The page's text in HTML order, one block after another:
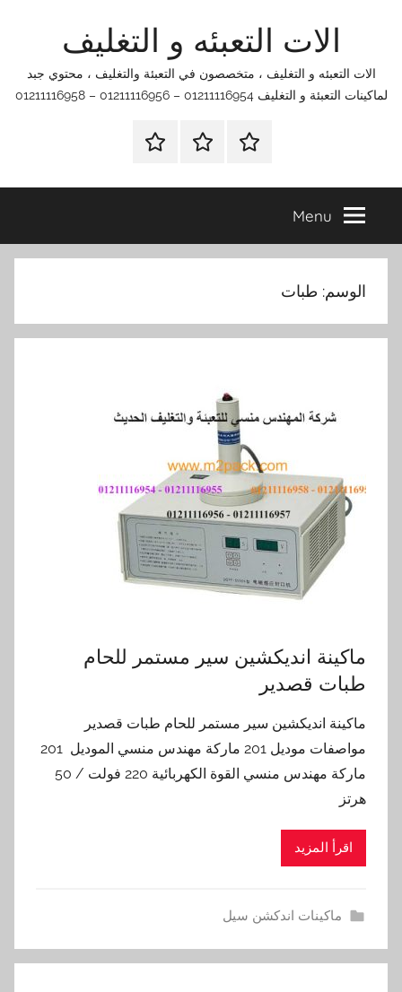
الات التعبئه و التغليف
الات التعبئه و التغليف ، متخصصون في التعبئة والتغليف ، محتوي جبد
لماكينات التعبئة و التغليف 01211116954 – 01211116956 – 01211116958
الرئيسيةاتصل
اتـصـل
في
التي
Menu
الوسم: طبات
ماكينة انديكشين سير مستمر للحام
طبات قصدير
ماكينة انديكشين سير مستمر للحام طبات قصدير
مواصفات موديل 201 ماركة مهندس منسي الموديل 201
ماركة مهندس منسي القوة الكهربائية 220 فولت / 50
هرتز
اقرأ المزيد
ماكينات اندكشن سيل